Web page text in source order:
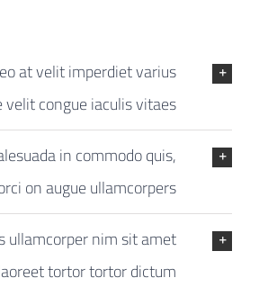
at velit imperdiet varius
congue iaculis vitaes.
in commodo quis,
on augue ullamcorpers.
ullamcorper nim sit amet
tortor tortor dictum